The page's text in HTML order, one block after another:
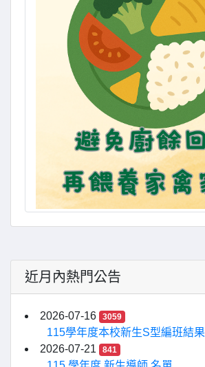
近月內熱門公告
2026-07-16 3059
115學年度本校新生S型編班結果
2026-07-21
841